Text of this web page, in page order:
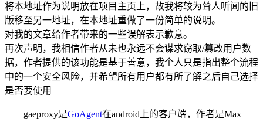
将本地址作为说明放在项目主页上，故我将较为耸人听闻的旧
版移至另一地址，在本地址重做了一份简单的说明。
对我的文章给作者带来的一些误解表示歉意。
再次声明，我相信作者从未也永远不会谋求窃取/篡改用户数
据，作者提供的该功能是基于善意，我个人只是指出整个流程
中的一个安全风险，并希望所有用户都有所了解之后自己选择
是否要使用
gaeproxy是GoAgent在android上的客户端，作者是Max